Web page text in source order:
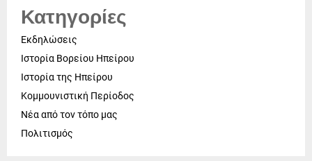
Κατηγορίες
Εκδηλώσεις
Ιστορία Βορείου Ηπείρου
Ιστορία της Ηπείρου
Κομμουνιστική Περίοδος
Νέα από τον τόπο μας
Πολιτισμός